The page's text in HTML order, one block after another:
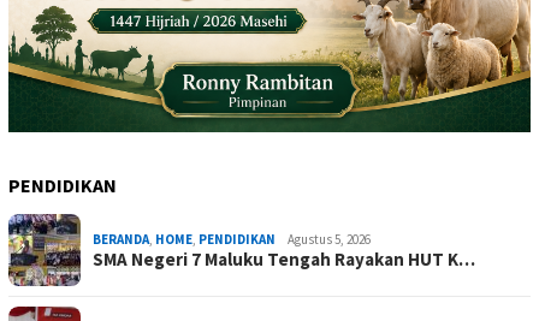
PENDIDIKAN
BERANDA, HOME, PENDIDIKAN Agustus 5, 2026
SMA Negeri 7 Maluku Tengah Rayakan HUT K…